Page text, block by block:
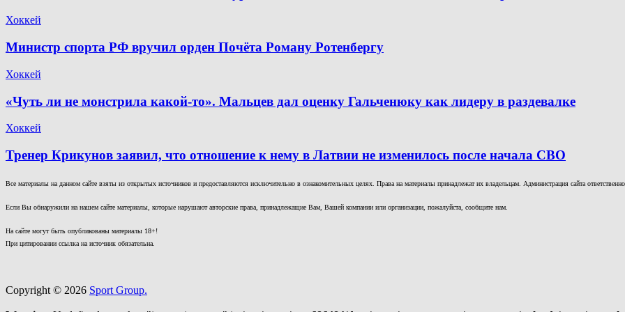
Хоккей
Министр спорта РФ вручил орден Почёта Роману Ротенбергу
Хоккей
«Чуть ли не монстрила какой-то». Мальцев дал оценку Гальченюку как лидеру в раздевалке
Хоккей
Тренер Крикунов заявил, что отношение к нему в Латвии не изменилось после начала СВО
Все материалы на данном сайте взяты из открытых источников и предоставляются исключительно в ознакомительных целях. Права на материалы принадлежат их владельцам. Администрация сайта
Если Вы обнаружили на нашем сайте материалы, которые нарушают авторские права, принадлежащие Вам, Вашей компании или организации, пожалуйста, сообщите нам.
На сайте могут быть опубликованы материалы 18+!
При цитировании ссылка на источник обязательна.
Copyright © 2026 Sport Group.